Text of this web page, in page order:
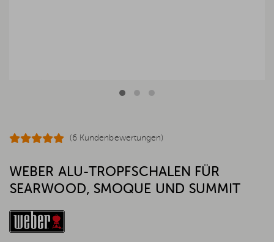
(6 Kundenbewertungen)
WEBER ALU-TROPFSCHALEN FÜR
SEARWOOD, SMOQUE UND SUMMIT